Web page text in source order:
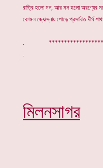
রাত্রি হলো মন, আর মন হলো অরণ্যের
কোমল জ্যোত্স্নায় পোড়ে প্রসারিত দীর্ঘ
.
মিলনসাগর